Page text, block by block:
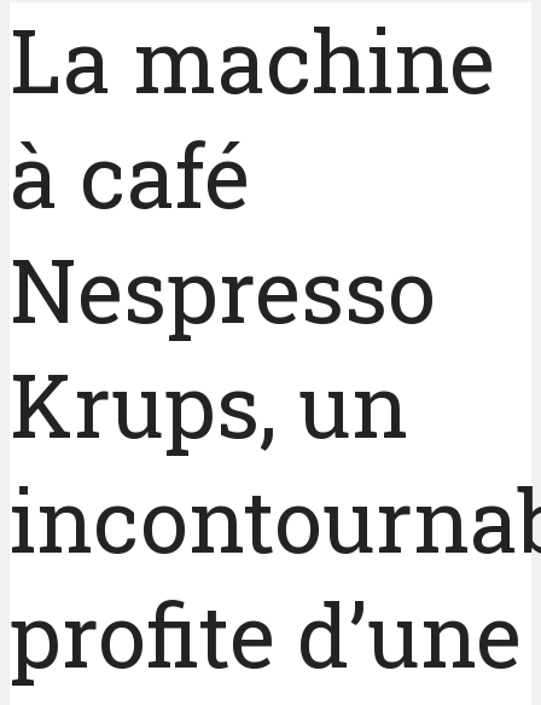
La machine
à café
Nespresso
Krups, un
profite d’une